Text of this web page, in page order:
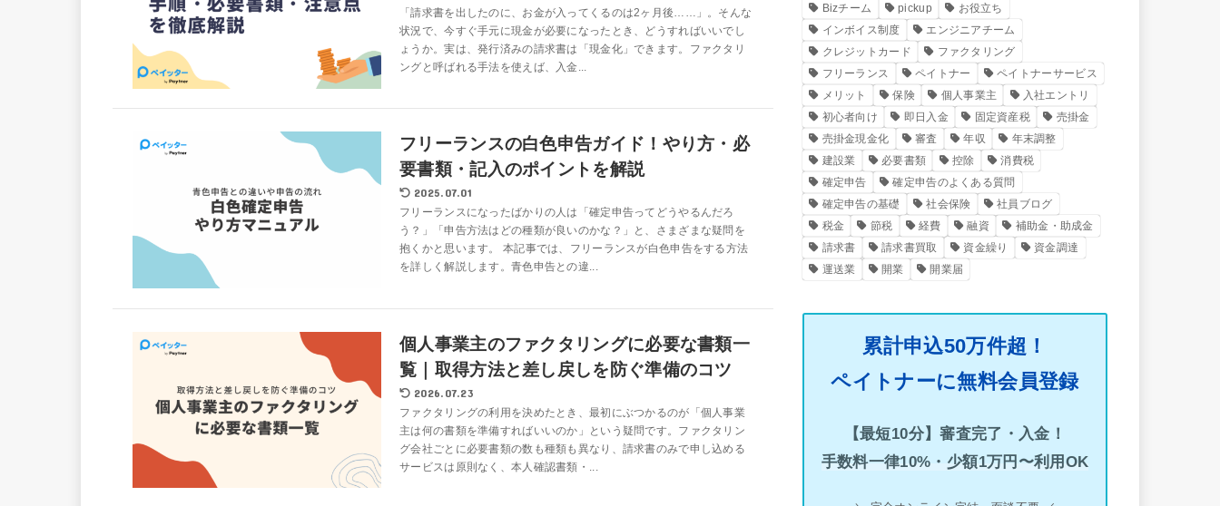
「請求書を出したのに、お金が入ってくるのは2ヶ月後……」。そんな
状況で、今すぐ手元に現金が必要になったとき、どうすればいいでし
ょうか。実は、発行済みの請求書は「現金化」できます。ファクタリ
ングと呼ばれる手法を使えば、入金...
フリーランスの白色申告ガイド！やり方・必
要書類・記入のポイントを解説
2025.07.01
フリーランスになったばかりの人は「確定申告ってどうやるんだろ
う？」「申告方法はどの種類が良いのかな？」と、さまざまな疑問を
抱くかと思います。 本記事では、フリーランスが白色申告をする方法
を詳しく解説します。青色申告との違...
個人事業主のファクタリングに必要な書類一
覧｜取得方法と差し戻しを防ぐ準備のコツ
2026.07.23
ファクタリングの利用を決めたとき、最初にぶつかるのが「個人事業
主は何の書類を準備すればいいのか」という疑問です。ファクタリン
グ会社ごとに必要書類の数も種類も異なり、請求書のみで申し込める
サービスは原則なく、本人確認書類・...
Bizチーム
pickup
お役立ち
インボイス制度
エンジニアチーム
クレジットカード
ファクタリング
フリーランス
ペイトナー
ペイトナーサービス
メリット
保険 個人事業主
入社エントリ
初心者向け
即日入金 固定資産税
売掛金
売掛金現金化
審査 年収
年末調整
建設業
必要書類 控除
消費税
確定申告
確定申告のよくある質問
確定申告の基礎
社会保険
社員ブログ
税金
節税 経費 融資
補助金・助成金
請求書
請求書買取 資金繰り
資金調達
運送業
開業 開業届
累計申込50万件超！
ペイトナーに無料会員登録
【最短10分】審査完了・入金！
手数料一律10%・少額1万円〜利用OK